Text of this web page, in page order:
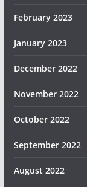
February 2023
January 2023
December 2022
November 2022
October 2022
September 2022
August 2022